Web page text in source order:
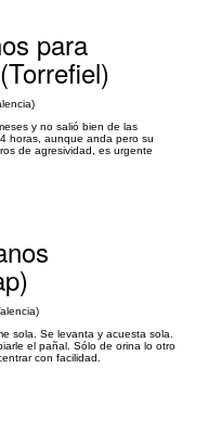
para
y no salió bien de las
horas, aunque anda pero su
de agresividad, es urgente
sola. Se levanta y acuesta sola.
el pañal. Sólo de orina lo otro
con facilidad.